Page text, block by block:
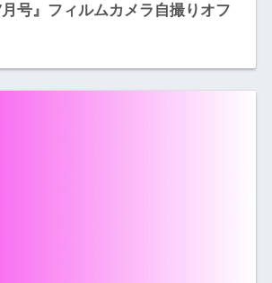
月号』フィルムカメラ自撮りオフ